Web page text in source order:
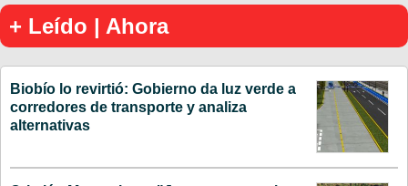
+ Leído | Ahora
Biobío lo revirtió: Gobierno da luz verde a
corredores de transporte y analiza
alternativas